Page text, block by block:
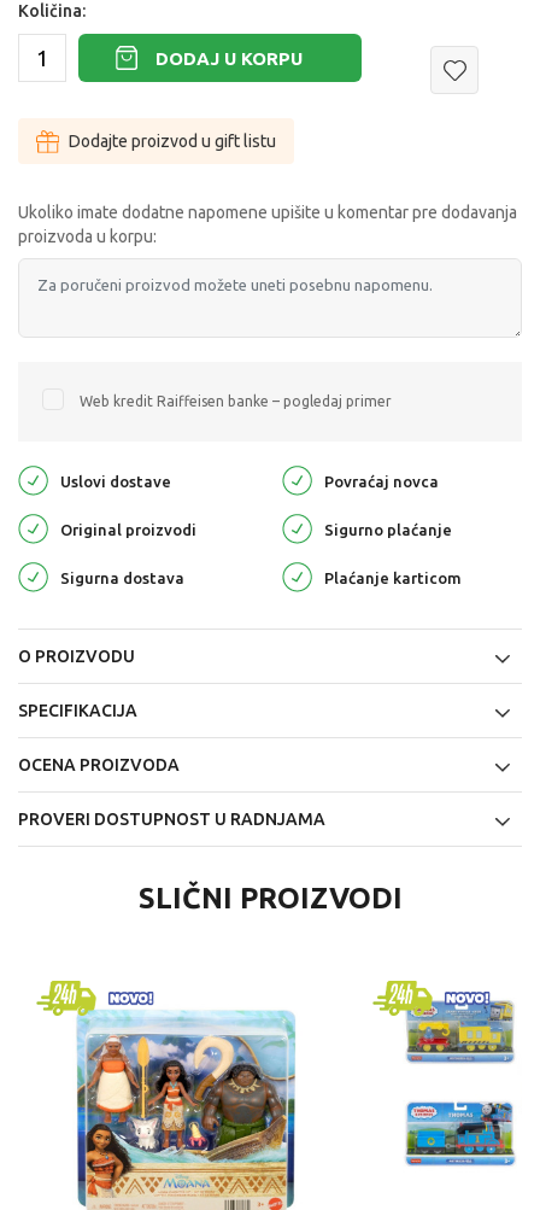
Količina:
DODAJ U KORPU
Dodajte proizvod u gift listu
Ukoliko imate dodatne napomene upišite u komentar pre dodavanja
proizvoda u korpu:
Web kredit Raiffeisen banke – pogledaj primer
Uslovi dostave Povraćaj novca
Original proizvodi Sigurno plaćanje
Sigurna dostava Plaćanje karticom
O PROIZVODU
SPECIFIKACIJA
OCENA PROIZVODA
PROVERI DOSTUPNOST U RADNJAMA
SLIČNI PROIZVODI